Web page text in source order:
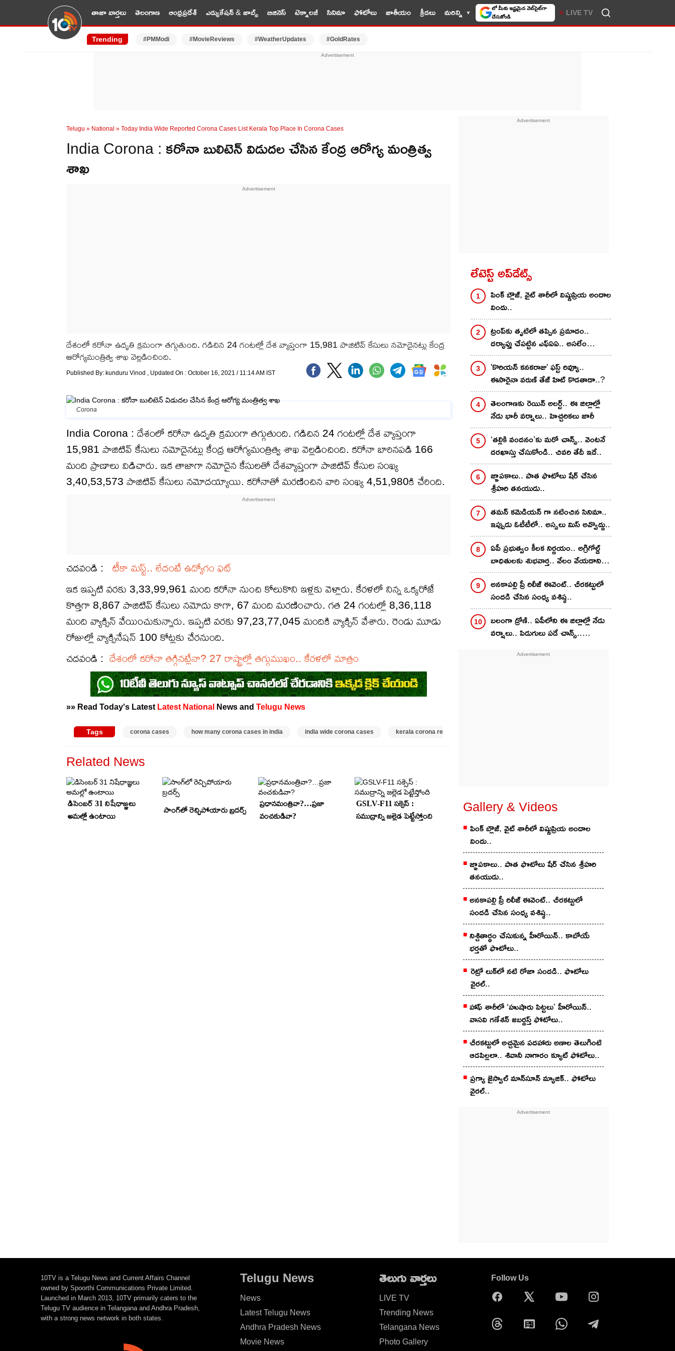
తాజా వార్తలు తెలంగాణ ఆంధ్రప్రదేశ్ ఎడ్యుకేషన్ & జాబ్స్ బిజినెస్ టెక్నాలజీ సినిమా ఫోటోలు జాతీయం క్రీడలు మరిన్ని
లో మీకు ఇష్టమైన వెబ్‌సైట్‌గా
చేసుకోండి
LIVE TV
Trending #PMModi #MovieReviews #WeatherUpdates #GoldRates
Telugu » National » Today India Wide Reported Corona Cases List Kerala Top Place In Corona Cases
India Corona : కరోనా బులిటెన్ విడుదల చేసిన కేంద్ర ఆరోగ్య మంత్రిత్వ
శాఖ
దేశంలో కరోనా ఉదృతి క్రమంగా తగ్గుతుంది. గడిచిన 24 గంటల్లో దేశ వ్యాప్తంగా 15,981 పాజిటివ్ కేసులు నమోదైనట్లు కేంద్ర
ఆరోగ్యమంత్రిత్వ శాఖ వెల్లడించింది.
Published By: kunduru Vinod , Updated On : October 16, 2021 / 11:14 AM IST
Corona
India Corona : దేశంలో కరోనా ఉదృతి క్రమంగా తగ్గుతుంది. గడిచిన 24 గంటల్లో దేశ వ్యాప్తంగా
15,981 పాజిటివ్ కేసులు నమోదైనట్లు కేంద్ర ఆరోగ్యమంత్రిత్వ శాఖ వెల్లడించింది. కరోనా బారినపడి 166
మంది ప్రాణాలు విడిచారు. ఇక తాజాగా నమోదైన కేసులతో దేశవ్యాప్తంగా పాజిటివ్ కేసుల సంఖ్య
3,40,53,573 పాజిటివ్ కేసులు నమోదయ్యాయి. కరోనాతో మరణించిన వారి సంఖ్య 4,51,980కి చేరింది.
చదవండి :
టీకా మస్ట్.. లేదంటే ఉద్యోగం ఫట్
ఇక ఇప్పటి వరకు 3,33,99,961 మంది కరోనా నుంచి కోలుకొని ఇళ్లకు వెళ్లారు. కేర‌ళ‌లో నిన్న ఒక్క‌రోజే
కొత్త‌గా 8,867 పాజిటివ్ కేసులు న‌మోదు కాగా, 67 మంది మ‌ర‌ణించారు. గ‌త 24 గంట‌ల్లో 8,36,118
మంది వ్యాక్సిన్ వేయించుకున్నారు. ఇప్ప‌టి వ‌ర‌కు 97,23,77,045 మందికి వ్యాక్సిన్ వేశారు. రెండు మూడు
రోజుల్లో వ్యాక్సినేషన్ 100 కోట్లకు చేరనుంది.
చదవండి : దేశంలో కరోనా తగ్గినట్లేనా? 27 రాష్ట్రాల్లో తగ్గుముఖం.. కేరళలో మాత్రం
»» Read Today's Latest Latest National News and Telugu News
Tags corona cases how many corona cases in india india wide corona cases kerala corona report
Related News
డిసెంబర్ 31 నిషేధాజ్ఞలు
అమల్లో ఉంటాయి
సాంగ్‌లో రెచ్చిపోయారు బ్రదర్స్
ప్రధానమంత్రివా?…ప్రజా
వంచకుడివా?
GSLV-F11 సక్సెస్ :
సముద్రాన్ని జల్లెడ పెట్టేస్తోంది
లేటెస్ట్ అప్‌డేట్స్
పింక్ బ్లౌజ్, వైట్ శారీలో విష్ణుప్రియ అందాల
విందు..
ట్రంప్‌కు తృటిలో తప్పిన ప్రమాదం..
దర్యాప్తు చేపట్టిన ఎఫ్ఏఏ.. అసలేం
జరిగిందంటే?
'కొరియన్‌ కనకరాజు' ఫస్ట్ రివ్యూ..
ఈసారైనా వరుణ్ తేజ్ హిట్ కొడతాడా..?
తెలంగాణకు రెయిన్ అలర్ట్.. ఈ జిల్లాల్లో
నేడు భారీ వర్షాలు.. హెచ్చరికలు జారీ
‘తల్లికి వందనం’కు మరో చాన్స్.. వెంటనే
దరఖాస్తు చేసుకోండి.. చివరి తేదీ ఇదే..
జ్ఞాపకాలు.. పాత ఫొటోలు షేర్ చేసిన
శ్రీహరి తనయుడు..
తమన్ కమెడియన్ గా నటించిన సినిమా..
ఇప్పుడు ఓటీటీలో.. అస్సలు మిస్ అవ్వొద్దు..
ఏపీ ప్రభుత్వం కీలక నిర్ణయం.. అగ్రిగోల్డ్
బాధితులకు శుభవార్త.. వేలం వేయడానికి
నిర్ణయం
అనకాపల్లి ప్రీ రిలీజ్ ఈవెంట్.. చీరకట్టులో
సందడి చేసిన సంధ్య వశిష్ఠ..
బలంగా ద్రోణి.. ఏపీలోని ఈ జిల్లాల్లో నేడు
వర్షాలు.. పిడుగులు పడే చాన్స్..
Gallery & Videos
పింక్ బ్లౌజ్, వైట్ శారీలో విష్ణుప్రియ అందాల
విందు..
జ్ఞాపకాలు.. పాత ఫొటోలు షేర్ చేసిన శ్రీహరి
తనయుడు..
అనకాపల్లి ప్రీ రిలీజ్ ఈవెంట్.. చీరకట్టులో
సందడి చేసిన సంధ్య వశిష్ఠ..
నిశ్చితార్థం చేసుకున్న హీరోయిన్.. కాబోయే
భర్తతో ఫొటోలు..
రెట్రో లుక్‌లో నటి రోజా సందడి.. ఫొటోలు
వైరల్..
హాఫ్ శారీలో ‘హుషారు పిట్టలు’ హీరోయిన్..
వాసవి గణేశన్ జబర్దస్త్ ఫోటోలు..
చీర‌క‌ట్టులో అచ్చ‌మైన ప‌ద‌హారు అణాల తెలుగింటి
ఆడ‌పిల్లలా.. శివానీ నాగారం క్యూట్ ఫోటోలు..
ప్ర‌గ్యా జైస్వాల్ మాన్‌సూన్ మ్యాజిక్‌.. ఫోటోలు
వైర‌ల్‌..
10TV is a Telugu News and Current Affairs Channel
owned by Spoorthi Communications Private Limited.
Launched in March 2013, 10TV primarily caters to the
Telugu TV audience in Telangana and Andhra Pradesh,
with a strong news network in both states.
Telugu News
News
Latest Telugu News
Andhra Pradesh News
Movie News
తెలుగు వార్తలు
LIVE TV
Trending News
Telangana News
Photo Gallery
Follow Us